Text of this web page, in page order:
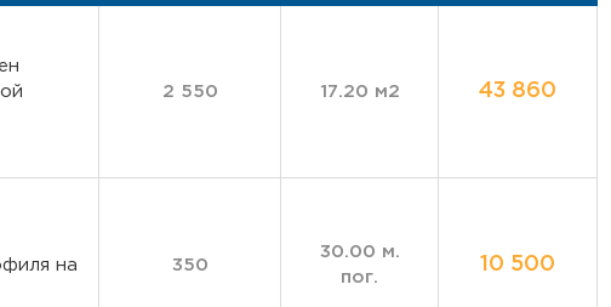
2 550 17.20 м2 43 860
на
350
30.00 м.
пог.
10 500